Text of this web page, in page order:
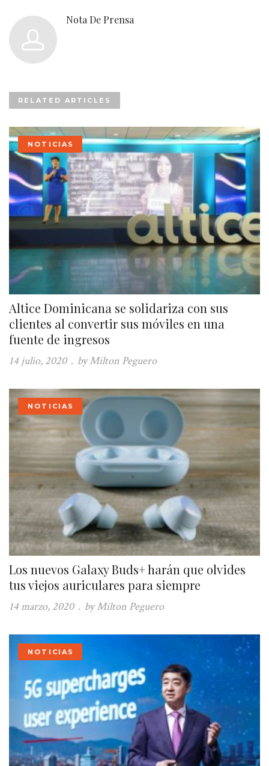
Nota De Prensa
RELATED ARTICLES
NOTICIAS
Altice Dominicana se solidariza con sus
clientes al convertir sus móviles en una
fuente de ingresos
14 julio, 2020 . by Milton Peguero
NOTICIAS
Los nuevos Galaxy Buds+ harán que olvides
tus viejos auriculares para siempre
14 marzo, 2020 . by Milton Peguero
NOTICIAS